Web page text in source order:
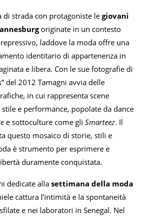
di strada con protagoniste le giovani
originate in un contesto
laddove la moda offre una
identitario di appartenenza in
e libera. Con le sue fotografie di
del 2012 Tamagni avvia delle
in cui rappresenta scene
e performance, popolate da dance
e sottoculture come gli Smarteez. Il
questo mosaico di storie, stili e
è strumento per esprimere e
duramente conquistata.
dedicate alla settimana della moda
cattura l’intimità e la spontaneità
e nei laboratori in Senegal. Nel